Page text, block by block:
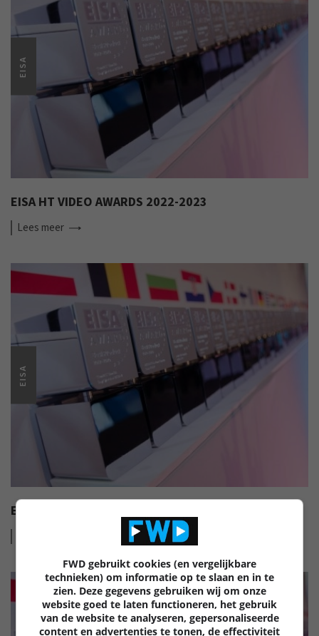
EISA
EISA HT VIDEO AWARDS 2022-2023
Lees meer
EISA
EISA HT AUDIO AWARDS 2022-2023
FWD gebruikt cookies (en vergelijkbare
technieken) om informatie op te slaan en in te
zien. Deze gegevens gebruiken wij om onze
website goed te laten functioneren, het gebruik
van de website te analyseren, gepersonaliseerde
content en advertenties te tonen, de effectiviteit